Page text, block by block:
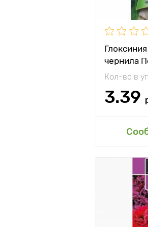
чернила
Кол-во в
3.39